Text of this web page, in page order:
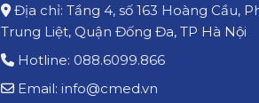
Địa chỉ: Tầng 4, số 163 Hoàng Cầu,
Trung Liệt, Quận Đống Đa, TP Hà Nội
Hotline: 088.6099.866
Email: info@cmed.vn